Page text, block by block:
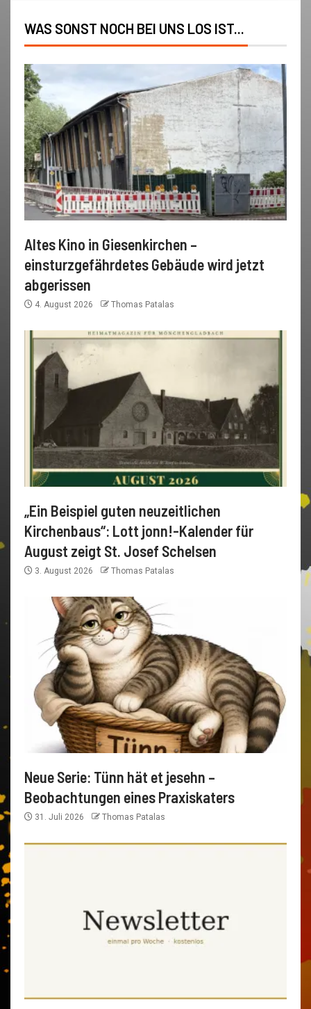
WAS SONST NOCH BEI UNS LOS IST...
Altes Kino in Giesenkirchen –
einsturzgefährdetes Gebäude wird jetzt
abgerissen
4. August 2026 Thomas Patalas
„Ein Beispiel guten neuzeitlichen
Kirchenbaus“: Lott jonn!-Kalender für
August zeigt St. Josef Schelsen
3. August 2026 Thomas Patalas
Neue Serie: Tünn hät et jesehn –
Beobachtungen eines Praxiskaters
31. Juli 2026 Thomas Patalas